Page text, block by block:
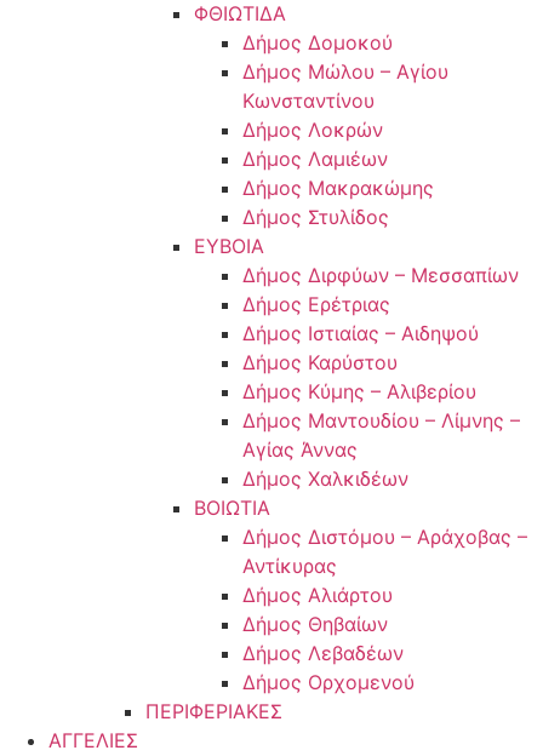
ΦΘΙΩΤΙΔΑ
Δήμος Δομοκού
Δήμος Μώλου – Αγίου
Κωνσταντίνου
Δήμος Λοκρών
Δήμος Λαμιέων
Δήμος Μακρακώμης
Δήμος Στυλίδος
ΕΥΒΟΙΑ
Δήμος Διρφύων – Μεσσαπίων
Δήμος Ερέτριας
Δήμος Ιστιαίας – Αιδηψού
Δήμος Καρύστου
Δήμος Κύμης – Αλιβερίου
Δήμος Μαντουδίου – Λίμνης –
Αγίας Άννας
Δήμος Χαλκιδέων
ΒΟΙΩΤΙΑ
Δήμος Διστόμου – Αράχοβας –
Αντίκυρας
Δήμος Αλιάρτου
Δήμος Θηβαίων
Δήμος Λεβαδέων
Δήμος Ορχομενού
ΠΕΡΙΦΕΡΙΑΚΕΣ
ΑΓΓΕΛΙΕΣ